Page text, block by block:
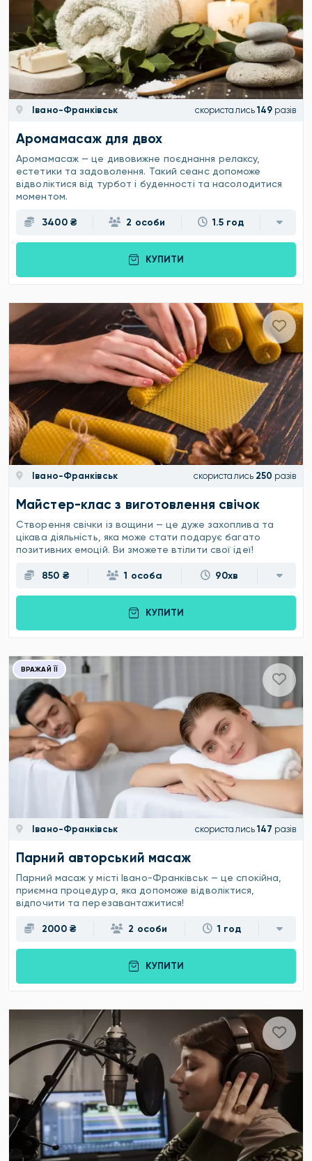
Івано-Франківськ скористались 149 разів
Аромамасаж для двох
Аромамасаж — це дивовижне поєднання релаксу,
естетики та задоволення. Такий сеанс допоможе
відволіктися від турбот і буденності та насолодитися
моментом.
3400 ₴ 2 особи 1.5 год
КУПИТИ
Івано-Франківськ скористались 250 разів
Майстер-клас з виготовлення свічок
Створення свічки із вощини — це дуже захоплива та
цікава діяльність, яка може стати подарує багато
позитивних емоцій. Ви зможете втілити свої ідеї!
850 ₴ 1 особа 90хв
КУПИТИ
ВРАЖАЙ ЇЇ
Івано-Франківськ скористались 147 разів
Парний авторський масаж
Парний масаж у місті Івано-Франківськ — це спокійна,
приємна процедура, яка допоможе відволіктися,
відпочити та перезавантажитися!
2000 ₴ 2 особи 1 год
КУПИТИ